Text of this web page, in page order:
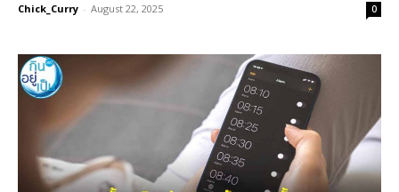
Chick_Curry - August 22, 2025 0